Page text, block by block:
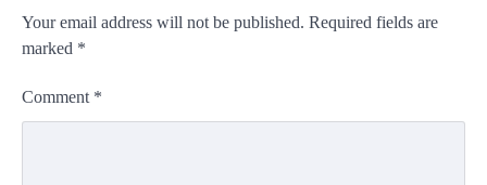
Your email address will not be published. Required fields are
marked *
Comment *